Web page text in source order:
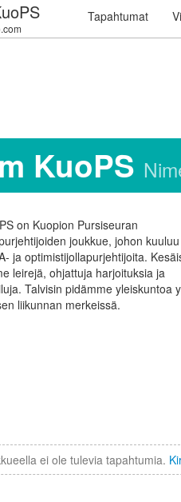
Tapahtumat
KuoPS
on Kuopion Pursiseuran
joukkue, johon
ja optimistijollapurjehtijoita.
leirejä, ohjattuja harjoituksia ja
Talvisin pidämme yleiskuntoa
liikunnan merkeissä.
ei ole tulevia tapahtumia.